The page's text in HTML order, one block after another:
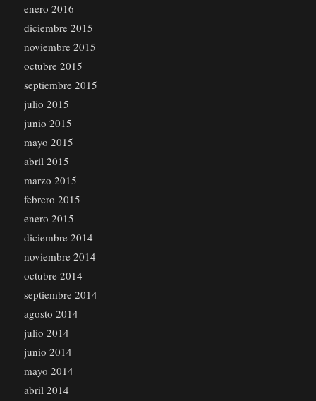
enero 2016
diciembre 2015
noviembre 2015
octubre 2015
septiembre 2015
julio 2015
junio 2015
mayo 2015
abril 2015
marzo 2015
febrero 2015
enero 2015
diciembre 2014
noviembre 2014
octubre 2014
septiembre 2014
agosto 2014
julio 2014
junio 2014
mayo 2014
abril 2014